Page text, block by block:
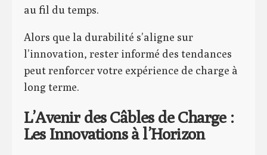
au fil du temps.
Alors que la durabilité s’aligne sur
l’innovation, rester informé des tendances
peut renforcer votre expérience de charge à
long terme.
L’Avenir des Câbles de Charge :
Les Innovations à l’Horizon